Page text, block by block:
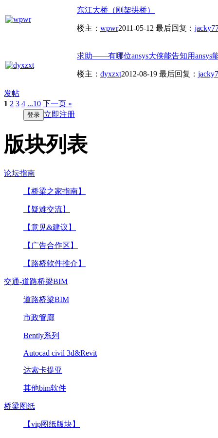
东江大桥（刚架拱桥）
楼主： wpwr2011-05-12 最后回复：
求助——有哪位ansys大侠能告知用ansys
楼主： dyxzxt2012-08-19 最后回复：
发帖
1 2 3 4 ...10 下一页 »
登录 立即注册
版块列表
论坛指南
【桥梁之家指南】
【疑难交流】
【意见&建议】
【广告合作区】
【路桥软件推介】
交通-道路桥梁BIM
道路桥梁BIM
市政管廊
Bently系列
Autocad civil 3d&Revit
达索卡提亚
其他bim软件
桥梁图纸
【vip图纸版块】